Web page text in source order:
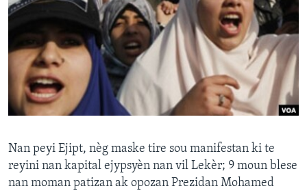
SUIV NOU
Languages
Nan peyi Ejipt, nèg maske tire sou manifestan ki te
reyini nan kapital ejypsyèn nan vil Lekèr; 9 moun blese
nan moman patizan ak opozan Prezidan Mohamed